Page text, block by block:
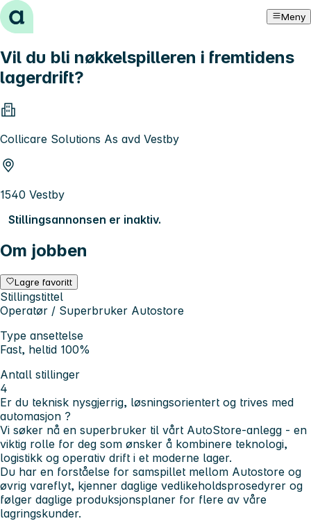
Hopp til innhold Meny
Vil du bli nøkkelspilleren i fremtidens
lagerdrift?
Collicare Solutions As avd Vestby
1540 Vestby
Stillingsannonsen er inaktiv.
Om jobben
Lagre favoritt
Stillingstittel
Operatør / Superbruker Autostore
Type ansettelse
Fast, heltid 100%
Antall stillinger
4
Er du teknisk nysgjerrig, løsningsorientert og trives med
automasjon ?
Vi søker nå en superbruker til vårt AutoStore-anlegg - en
viktig rolle for deg som ønsker å kombinere teknologi,
logistikk og operativ drift i et moderne lager.
Du har en forståelse for samspillet mellom Autostore og
øvrig vareflyt, kjenner daglige vedlikeholdsprosedyrer og
følger daglige produksjonsplaner for flere av våre
lagringskunder.